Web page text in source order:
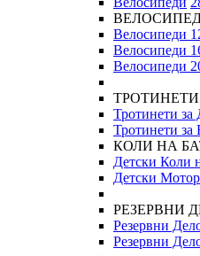
Велосипеди
Велосипеди
Велосипеди
ТРОТИНЕТИ
Тротинети за
Тротинети за
КОЛИ НА
Детски Коли
Детски
РЕЗЕРВНИ
Резервни
Резервни